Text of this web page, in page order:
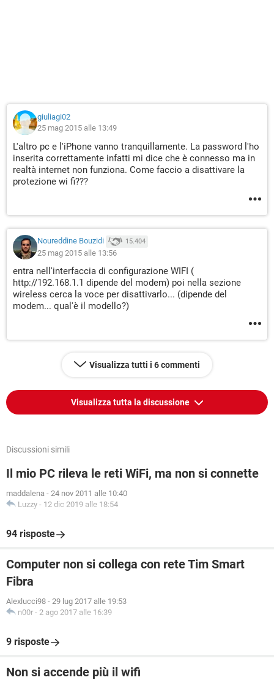
giuliagi02
25 mag 2015 alle 13:49
L'altro pc e l'iPhone vanno tranquillamente. La password l'ho
inserita correttamente infatti mi dice che è connesso ma in
realtà internet non funziona. Come faccio a disattivare la
protezione wi fi???
Noureddine Bouzidi 15.404
25 mag 2015 alle 13:56
entra nell'interfaccia di configurazione WIFI (
http://192.168.1.1 dipende del modem) poi nella sezione
wireless cerca la voce per disattivarlo... (dipende del
modem... qual'è il modello?)
Visualizza tutti i 6 commenti
Visualizza tutta la discussione
Discussioni simili
Il mio PC rileva le reti WiFi, ma non si connette
maddalena - 24 nov 2011 alle 10:40
Luzzy - 12 dic 2019 alle 18:54
94 risposte
Computer non si collega con rete Tim Smart
Fibra
Alexlucci98 - 29 lug 2017 alle 19:53
n00r - 2 ago 2017 alle 16:39
9 risposte
Non si accende più il wifi